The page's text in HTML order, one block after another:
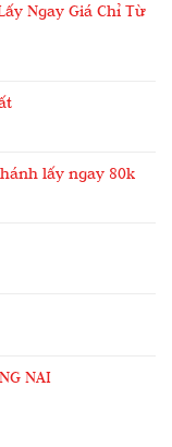
Ngay Giá Chỉ Từ
lấy ngay 80k
NAI